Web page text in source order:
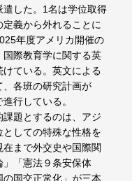
遣した。1名は学位取得
義から外れることに
年度アメリカ開催の
際教育学に関する英
ている。英文による
、各班の研究計画が
行している。
題とするのは、アジ
しての特殊な性格を
まで外交史や国際関
「憲法９条安保体
国交正常化」が三本